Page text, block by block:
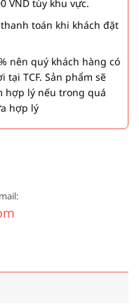
VND tùy khu vực.
toán khi khách đặt
nên quý khách hàng có
TCF. Sản phẩm sẽ
hợp lý nếu trong quá
hợp lý